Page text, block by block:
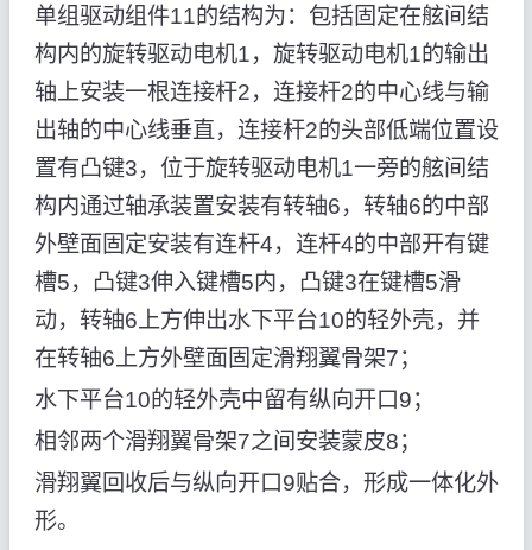
单组驱动组件11的结构为：包括固定在舷间结
构内的旋转驱动电机1，旋转驱动电机1的输出
轴上安装一根连接杆2，连接杆2的中心线与输
出轴的中心线垂直，连接杆2的头部低端位置设
置有凸键3，位于旋转驱动电机1一旁的舷间结
构内通过轴承装置安装有转轴6，转轴6的中部
外壁面固定安装有连杆4，连杆4的中部开有键
槽5，凸键3伸入键槽5内，凸键3在键槽5滑
动，转轴6上方伸出水下平台10的轻外壳，并
在转轴6上方外壁面固定滑翔翼骨架7；
水下平台10的轻外壳中留有纵向开口9；
相邻两个滑翔翼骨架7之间安装蒙皮8；
滑翔翼回收后与纵向开口9贴合，形成一体化外
形。